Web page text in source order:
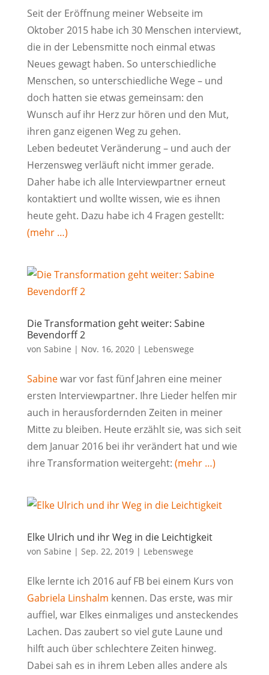
Seit der Eröffnung meiner Webseite im
Oktober 2015 habe ich 30 Menschen interviewt,
die in der Lebensmitte noch einmal etwas
Neues gewagt haben. So unterschiedliche
Menschen, so unterschiedliche Wege – und
doch hatten sie etwas gemeinsam: den
Wunsch auf ihr Herz zur hören und den Mut,
ihren ganz eigenen Weg zu gehen.
Leben bedeutet Veränderung – und auch der
Herzensweg verläuft nicht immer gerade.
Daher habe ich alle Interviewpartner erneut
kontaktiert und wollte wissen, wie es ihnen
heute geht. Dazu habe ich 4 Fragen gestellt:
(mehr …)
Die Transformation geht weiter: Sabine
Bevendorff 2
von Sabine | Nov. 16, 2020| Lebenswege
Sabinewar vor fast fünf Jahren eine meiner
ersten Interviewpartner. Ihre Lieder helfen mir
auch in herausfordernden Zeiten in meiner
Mitte zu bleiben. Heute erzählt sie, was sich seit
dem Januar 2016 bei ihr verändert hat und wie
ihre Transformation weitergeht: (mehr …)
Elke Ulrich und ihr Weg in die Leichtigkeit
von Sabine | Sep. 22, 2019| Lebenswege
Elke lernte ich 2016 auf FB bei einem Kurs von
Gabriela Linshalm kennen. Das erste, was mir
auffiel, war Elkes einmaliges und ansteckendes
Lachen. Das zaubert so viel gute Laune und
hilft auch über schlechtere Zeiten hinweg.
Dabei sah es in ihrem Leben alles andere als